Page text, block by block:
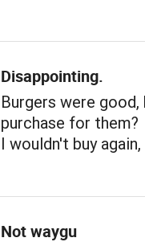
Disappointing.
Burgers were
purchase for them?
I wouldn't buy
Not waygu